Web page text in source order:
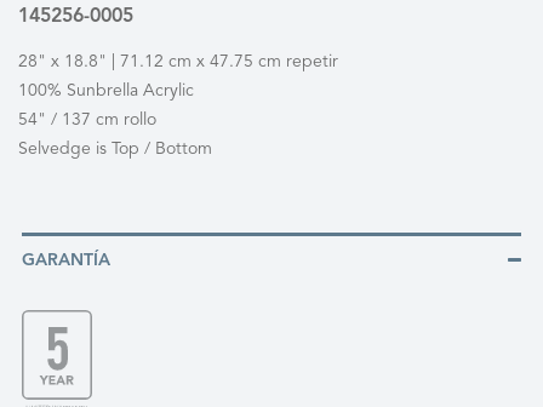
145256-0005
28" x 18.8" | 71.12 cm x 47.75 cm repetir
100% Sunbrella Acrylic
54" / 137 cm rollo
Selvedge is Top / Bottom
GARANTÍA